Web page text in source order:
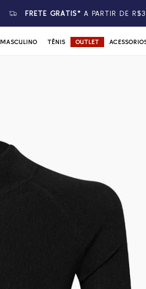
FRETE GRÁTIS* A PARTIR DE
MASCULINO TÊNIS OUTLET